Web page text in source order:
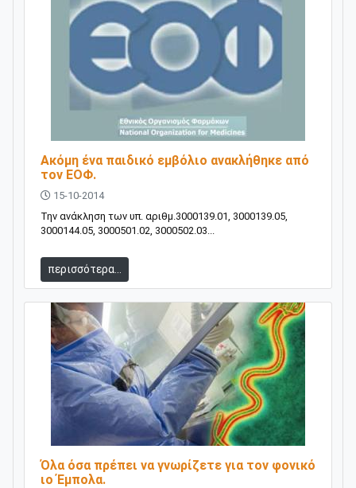
Ακόμη ένα παιδικό εμβόλιο ανακλήθηκε από
τον ΕΟΦ.
15-10-2014
Την ανάκληση των υπ. αριθμ.3000139.01, 3000139.05,
3000144.05, 3000501.02, 3000502.03...
περισσότερα...
Όλα όσα πρέπει να γνωρίζετε για τον φονικό
ιο Έμπολα.